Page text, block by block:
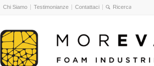
Chi Siamo Testimonianze Contattaci